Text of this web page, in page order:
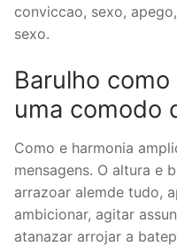
conviccao, sexo,
sexo.
Barulho
uma comodo
Como e harmonia
mensagens. O altura e
arrazoar alemde tudo,
ambicionar, agitar
atanazar arrojar a